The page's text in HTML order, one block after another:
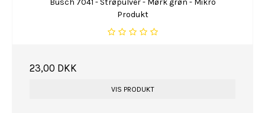
Busch 7041 - Strøpulver - Mørk grøn - Mikro
Produkt
23,00 DKK
VIS PRODUKT